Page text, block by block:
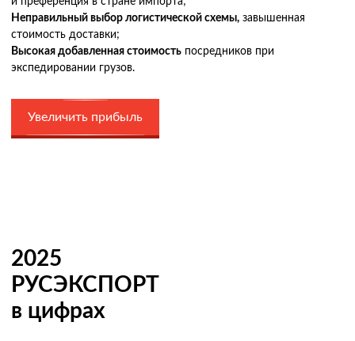
Неправильный выбор логистической схемы, завышенная
стоимость доставки;
Высокая добавленная стоимость посредников при
экспедировании грузов.
Увеличить прибыль
2025
РУСЭКСПОРТ
в цифрах